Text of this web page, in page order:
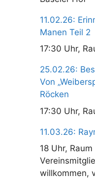
11.02.26:
Manen Teil 2
17:30 Uhr,
25.02.26:
Von
Röcken
17:30 Uhr,
11.03.26:
18 Uhr,
willkommen,